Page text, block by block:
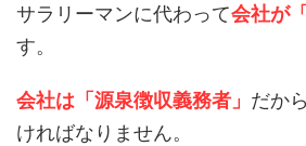
サラリーマンに代わって会社が
す。
会社は「源泉徴収義務者」 だから
ければなりません。